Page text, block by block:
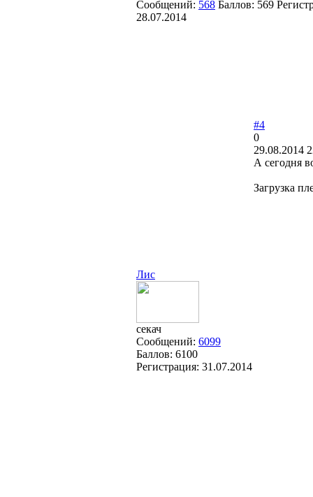
Сообщений: 568 Баллов: 569
28.07.2014
Лис
секач
Сообщений: 6099
Баллов: 6100
Регистрация: 31.07.2014
#4
0
29.08.2014
А сегодня
Загрузка